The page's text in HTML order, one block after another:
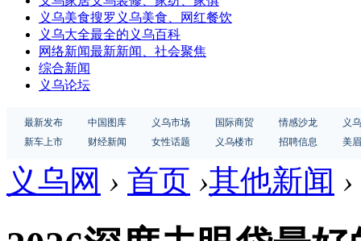
义乌美食搜罗义乌美食、网红餐饮
义乌大全最全的义乌百科
网络新闻最新新闻、社会聚焦
综合新闻
义乌论坛
最新发布 中国图库 义乌市场 国际商贸 情感沙龙
义
新车上市
财经新闻 女性话题 义乌楼市 招聘信息 美
义乌网 › 首页 ›其他新闻 ›